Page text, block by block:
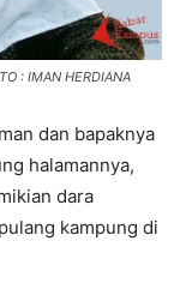
: IMAN HERDIANA
dan bapaknya
halamannya,
dara
kampung di